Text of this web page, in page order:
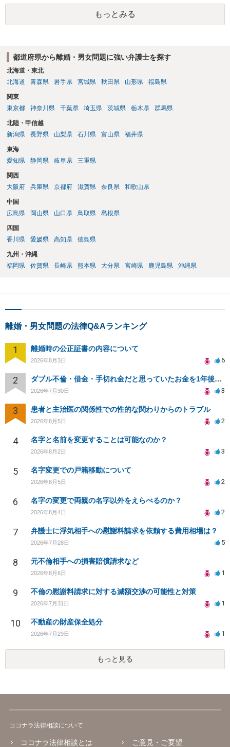
は、結局所轄だと思われますので、やはり結論は変わらないかもしれ
ないです。 一度、最寄りの「刑事に強い」とうたっている弁護士に相
談してみてはいかがでしょうか。 以上、ご参考まで。
もっとみる
都道府県から離婚・男女問題に強い弁護士を探す
北海道・東北
北海道
青森県 岩手県 宮城県 秋田県 山形県 福島県
関東
東京都
神奈川県 千葉県 埼玉県 茨城県 栃木県 群馬県
北陸・甲信越
新潟県
長野県 山梨県 石川県 富山県 福井県
東海
愛知県
静岡県 岐阜県 三重県
関西
大阪府
兵庫県 京都府 滋賀県 奈良県 和歌山県
中国
広島県
岡山県 山口県 鳥取県 島根県
四国
香川県
愛媛県 高知県 徳島県
九州・沖縄
福岡県
佐賀県 長崎県 熊本県 大分県 宮崎県 鹿児島県 沖縄県
離婚・男女問題の法律Q&Aランキング
1 離婚時の公正証書の内容について
2026年8月3日 6
2 ダブル不倫・借金・手切れ金だと思っていたお金を1年後いまさら脅迫罪として通知書が来てまとめて請求
2026年7月30日 3
3 患者と主治医の関係性での性的な関わりからのトラブル
2026年8月5日 2
4 名字と名前を変更することは可能なのか？
2026年8月2日 3
5 名字変更での戸籍移動について
2026年8月5日 2
6 名字の変更で両親の名字以外をえらべるのか？
2026年8月4日 2
7 弁護士に浮気相手への慰謝料請求を依頼する費用相場は？
2026年7月28日 5
8 元不倫相手への損害賠償請求など
2026年8月6日 1
9 不倫の慰謝料請求に対する減額交渉の可能性と対策
2026年7月31日 1
10 不動産の財産保全処分
2026年7月29日 1
もっと見る
ココナラ法律相談について
ココナラ法律相談とは ご意見・ご要望